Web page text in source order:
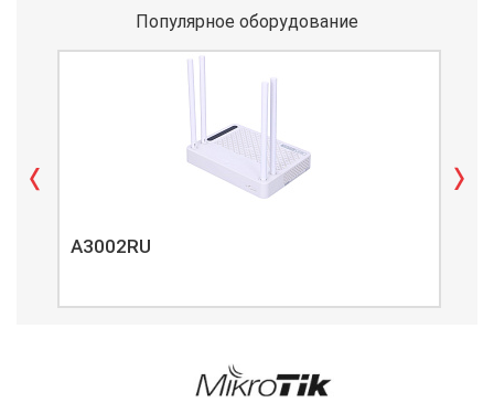
Популярное оборудование
A3002RU